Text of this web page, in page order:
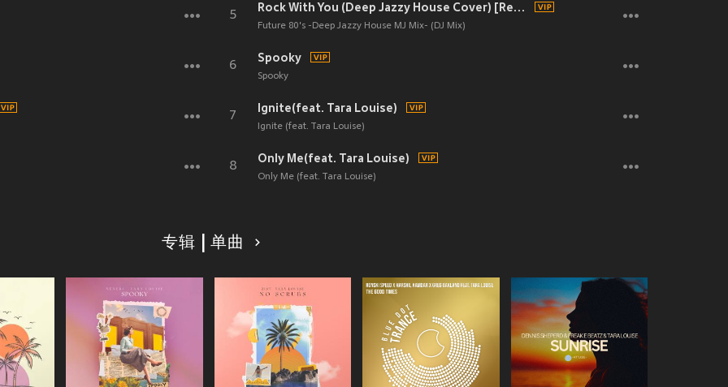
5
Rock With You (Deep Jazzy House Cover) [Resort Dub Remix] [Mixed] (Resort Dub Remix|Mixed)
Future 80's -Deep Jazzy House MJ Mix- (DJ Mix)
6
Spooky
Spooky
7
Ignite(feat. Tara Louise)
Ignite (feat. Tara Louise)
8
Only Me(feat. Tara Louise)
Only Me (feat. Tara Louise)
专辑 | 单曲